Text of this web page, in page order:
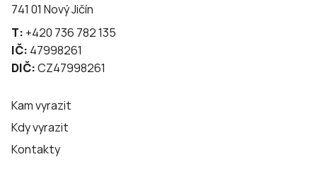
741 01 Nový Jičín
T: +420 736 782 135
IČ: 47998261
DIČ:CZ47998261
Kam vyrazit
Kdy vyrazit
Kontakty